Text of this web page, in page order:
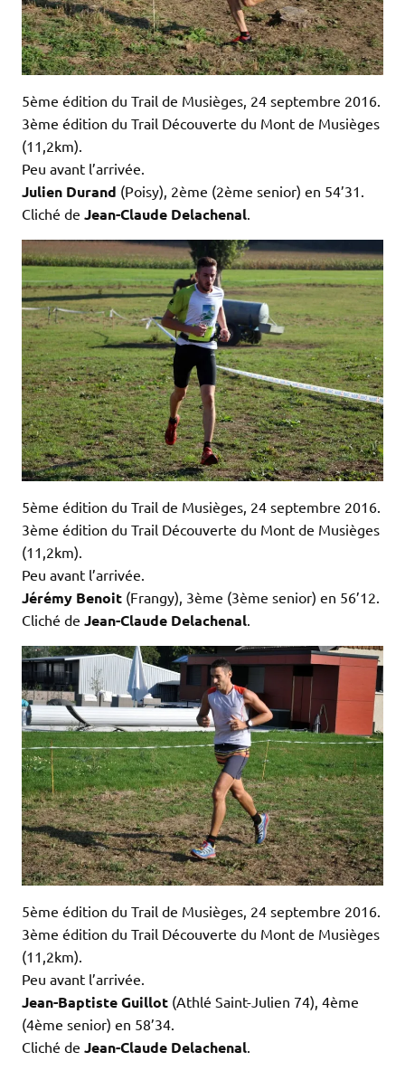
5ème édition du Trail de Musièges, 24 septembre 2016.
3ème édition du Trail Découverte du Mont de Musièges
(11,2km).
Peu avant l’arrivée.
Julien Durand (Poisy), 2ème (2ème senior) en 54’31.
Cliché de Jean-Claude Delachenal.
5ème édition du Trail de Musièges, 24 septembre 2016.
3ème édition du Trail Découverte du Mont de Musièges
(11,2km).
Peu avant l’arrivée.
Jérémy Benoit (Frangy), 3ème (3ème senior) en 56’12.
Cliché de Jean-Claude Delachenal
5ème édition du Trail de Musièges, 24 septembre 2016.
3ème édition du Trail Découverte du Mont de Musièges
(11,2km).
Peu avant l’arrivée.
Jean-Baptiste Guillot (Athlé Saint-Julien 74), 4ème
(4ème senior) en 58’34.
Cliché de Jean-Claude Delachenal.